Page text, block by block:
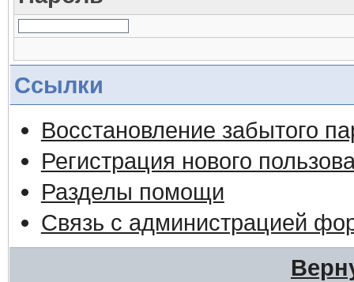
Ссылки
Восстановление забытого
Регистрация нового
Разделы помощи
Связь с администрацией